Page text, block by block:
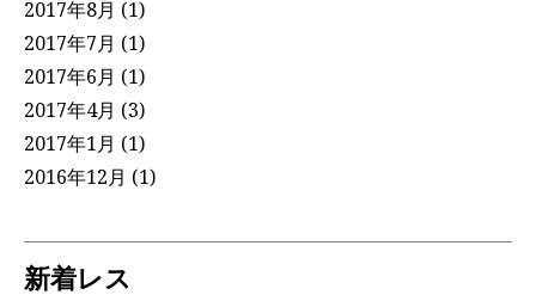
2017年8月 (1)
2017年7月 (1)
2017年6月 (1)
2017年4月 (3)
2017年1月 (1)
2016年12月 (1)
新着レス